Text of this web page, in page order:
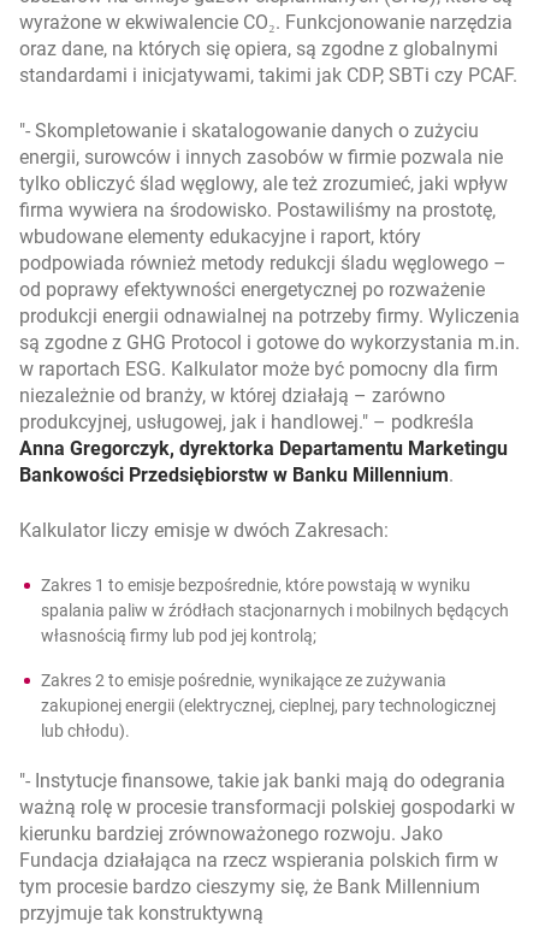
wyrażone w ekwiwalencie CO₂. Funkcjonowanie narzędzia
oraz dane, na których się opiera, są zgodne z globalnymi
standardami i inicjatywami, takimi jak CDP, SBTi czy PCAF.
- Skompletowanie i skatalogowanie danych o zużyciu
energii, surowców i innych zasobów w firmie pozwala nie
tylko obliczyć ślad węglowy, ale też zrozumieć, jaki wpływ
firma wywiera na środowisko. Postawiliśmy na prostotę,
wbudowane elementy edukacyjne i raport, który
podpowiada również metody redukcji śladu węglowego –
od poprawy efektywności energetycznej po rozważenie
produkcji energii odnawialnej na potrzeby firmy. Wyliczenia
są zgodne z GHG Protocol i gotowe do wykorzystania m.in.
w raportach ESG. Kalkulator może być pomocny dla firm
niezależnie od branży, w której działają – zarówno
produkcyjnej, usługowej, jak i handlowej. – podkreśla
Anna Gregorczyk, dyrektorka Departamentu Marketingu
Bankowości Przedsiębiorstw w Banku Millennium.
Kalkulator liczy emisje w dwóch Zakresach:
Zakres 1 to emisje bezpośrednie, które powstają w wyniku
spalania paliw w źródłach stacjonarnych i mobilnych będących
własnością firmy lub pod jej kontrolą;
Zakres 2 to emisje pośrednie, wynikające ze zużywania
zakupionej energii (elektrycznej, cieplnej, pary technologicznej
lub chłodu).
- Instytucje finansowe, takie jak banki mają do odegrania
ważną rolę w procesie transformacji polskiej gospodarki w
kierunku bardziej zrównoważonego rozwoju. Jako
Fundacja działająca na rzecz wspierania polskich firm w
tym procesie bardzo cieszymy się, że Bank Millennium
przyjmuje tak konstruktywną